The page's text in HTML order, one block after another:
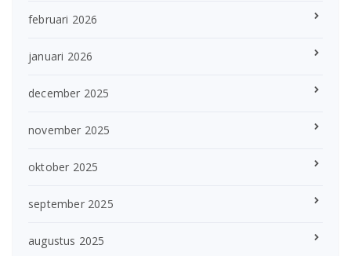
februari 2026
januari 2026
december 2025
november 2025
oktober 2025
september 2025
augustus 2025